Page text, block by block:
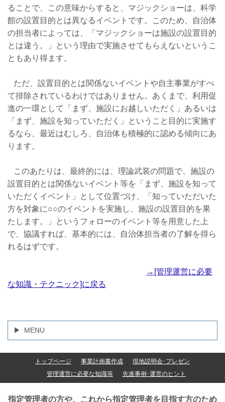
ることで、この意味からすると、マジックショーは、科学
館の設置目的とは異なるイベントです。このため、自治体
の担当者によっては、「マジックショーは施設の設置目的
とは違う。」という理由で実施させてもらえないというこ
ともあり得ます。
ただ、設置目的とは関係ないイベントや自主事業がすべ
て排除されているわけではありません。あくまで、利用促
進の一環として「まず、施設にお越しいただく」あるいは
「まず、施設を知っていただく」ということ目的に実施す
るなら、最近はむしろ、自治体も積極的に認める傾向にあ
ります。
このあたりは、最終的には、理論武装の問題で、施設の
設置目的とは関係ないイベント等を「まず、施設を知って
いただくイベント」として位置づけ、「知っていただいた
方を対象に○○のイベントを実施し、施設の設置目的を果
たします。」というフォローのイベント等を用意した上
で、協議すれば、基本的には、自治体担当者の了解を得ら
れるはずです。
→[管理運営に必要
な知識・テクニック]に戻る
MENU
トップページ 事業計画書作成
現地説明会･プレゼン
管理運営に必要な知識等
先進事例･運営のヒント
指定管理者の方や、これから指定管理者を目指す方のため